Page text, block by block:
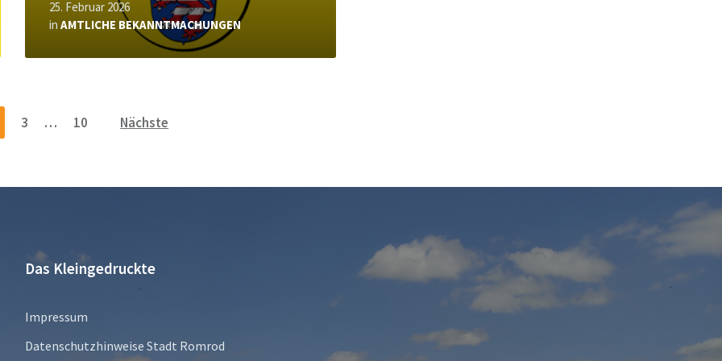
25. Februar 2026
in AMTLICHE BEKANNTMACHUNGEN
3 … 10 Nächste
Das Kleingedruckte
Impressum
Datenschutzhinweise Stadt Romrod